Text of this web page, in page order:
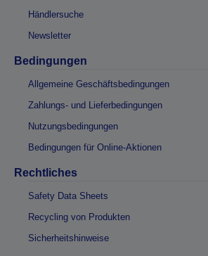
Händlersuche
Newsletter
Bedingungen
Allgemeine Geschäftsbedingungen
Zahlungs- und Lieferbedingungen
Nutzungsbedingungen
Bedingungen für Online-Aktionen
Rechtliches
Safety Data Sheets
Recycling von Produkten
Sicherheitshinweise